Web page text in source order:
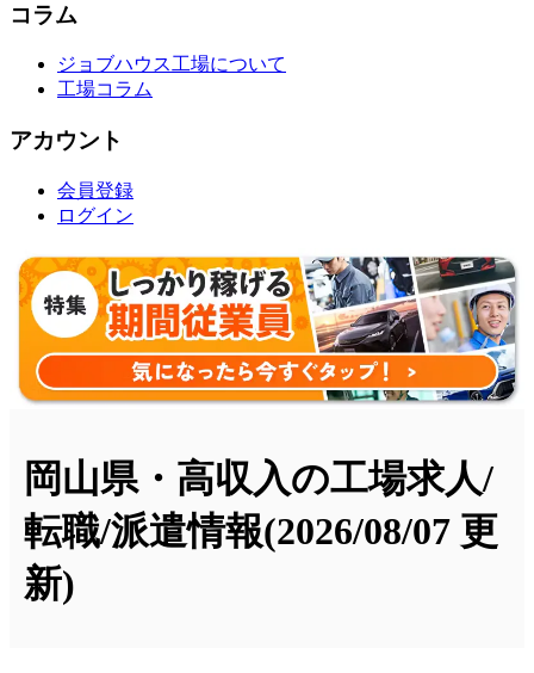
コラム
ジョブハウス工場について
工場コラム
アカウント
会員登録
ログイン
岡山県・高収入の工場求人/
転職/派遣情報(2026/08/07 更
新)